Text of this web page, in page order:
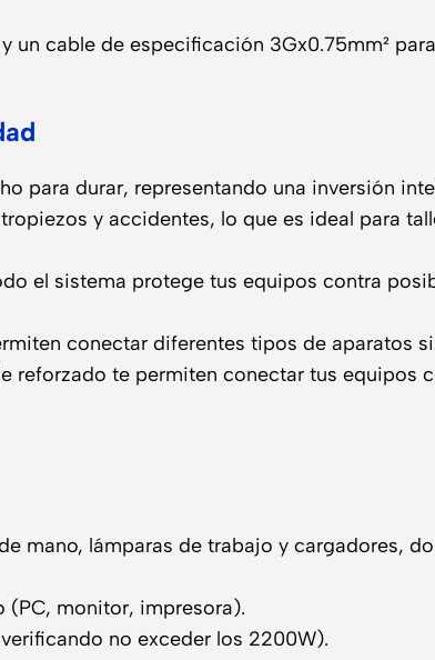
un cable de especificación 3Gx0.75mm²
para durar, representando una inversión
y accidentes, lo que es ideal para
el sistema protege tus equipos contra
conectar diferentes tipos de aparatos
reforzado te permiten conectar tus equipos
mano, lámparas de trabajo y cargadores,
(PC, monitor, impresora).
no exceder los 2200W).